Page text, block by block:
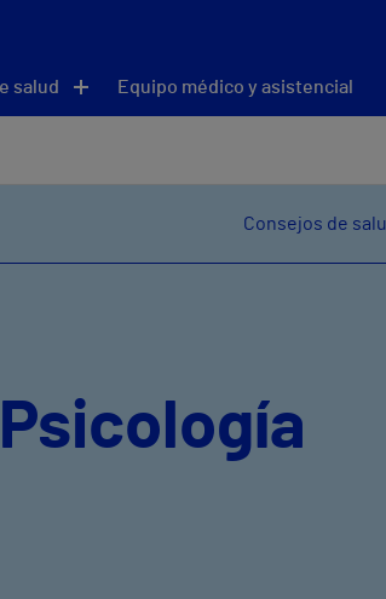
salud Equipo médico y asistencial
Consejos de